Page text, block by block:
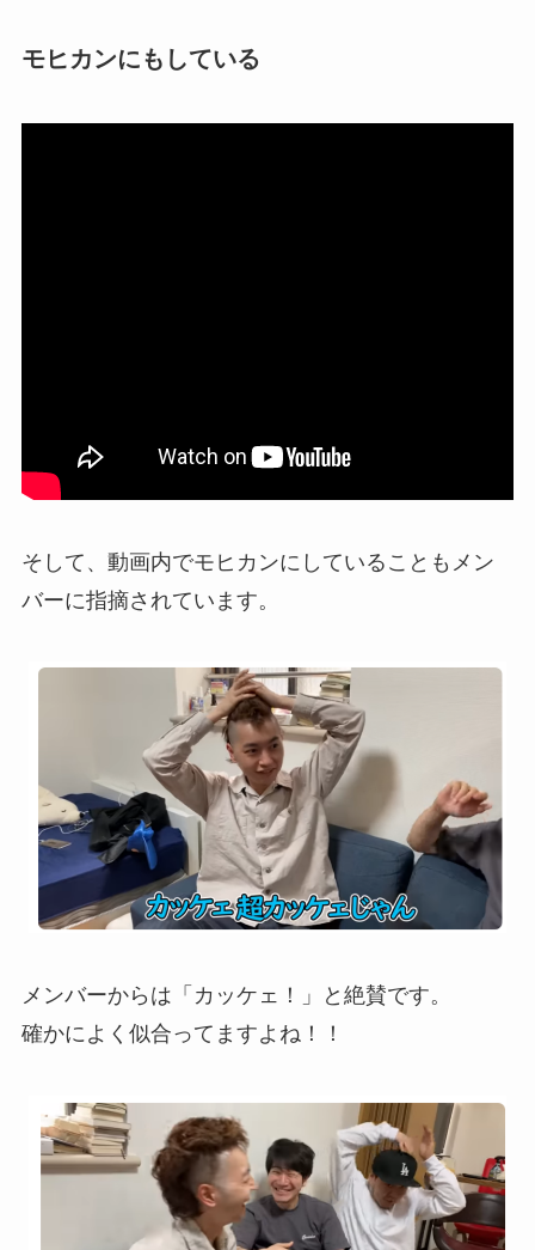
モヒカンにもしている
そして、動画内でモヒカンにしていることもメン
バーに指摘されています。
メンバーからは「カッケェ！」と絶賛です。
確かによく似合ってますよね！！